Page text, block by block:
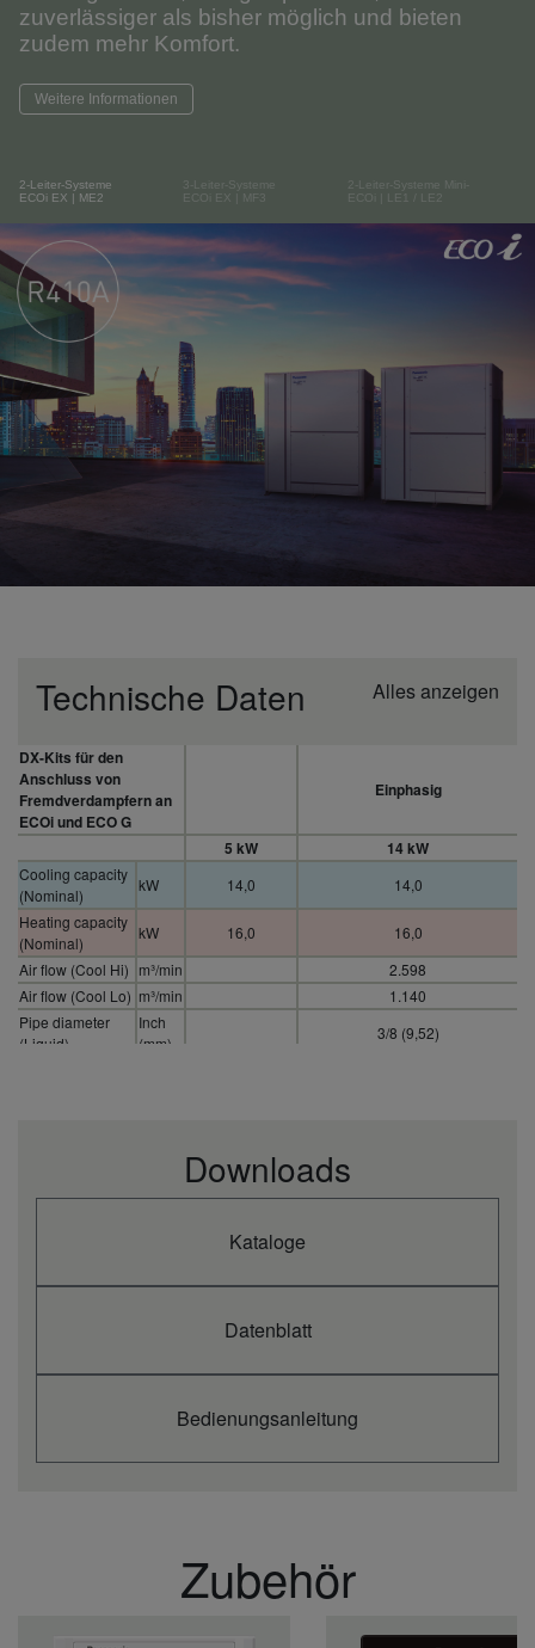
zuverlässiger als bisher möglich und bieten
zudem mehr Komfort.
Weitere Informationen
2-Leiter-Systeme
ECOi EX | ME2
3-Leiter-Systeme
ECOi EX | MF3
2-Leiter-Systeme Mini-
ECOi | LE1 / LE2
Technische Daten Alles anzeigen
DX-Kits für den
Anschluss von
Fremdverdampfern an
ECOi und ECO G
Einphasig
5 kW 14 kW
Cooling capacity
(Nominal)
kW 14,0
14,0
Heating capacity
(Nominal)
kW 16,0
16,0
Air flow (Cool Hi) m³/min
2.598
Air flow (Cool Lo) m³/min
1.140
Pipe diameter
(Liquid)
Inch
(mm)
3/8 (9,52)
Downloads
Kataloge
Datenblatt
Bedienungsanleitung
Zubehör